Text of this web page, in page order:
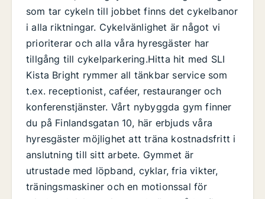
som tar cykeln till jobbet finns det cykelbanor
i alla riktningar. Cykelvänlighet är något vi
prioriterar och alla våra hyresgäster har
tillgång till cykelparkering.Hitta hit med SLI
Kista Bright rymmer all tänkbar service som
t.ex. receptionist, caféer, restauranger och
konferenstjänster. Vårt nybyggda gym finner
du på Finlandsgatan 10, här erbjuds våra
hyresgäster möjlighet att träna kostnadsfritt i
anslutning till sitt arbete. Gymmet är
utrustade med löpband, cyklar, fria vikter,
träningsmaskiner och en motionssal för